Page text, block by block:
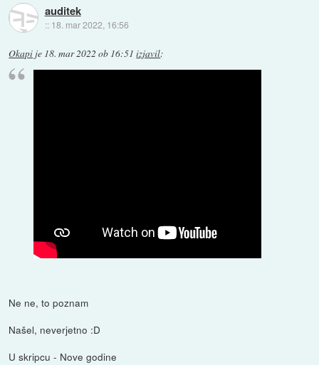
auditek
:: 18. mar 2022, 16:56
Okapi je 18. mar 2022 ob 16:51 izjavil:
Ne ne, to poznam
Našel, neverjetno :D
U skripcu - Nove godine